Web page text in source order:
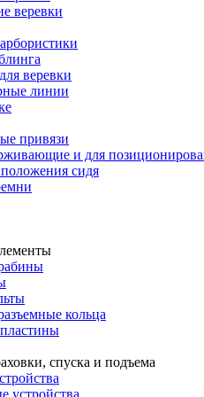
веревки
веревки
линии
привязи
и для
сидя
кольца
спуска и подъема
устройства